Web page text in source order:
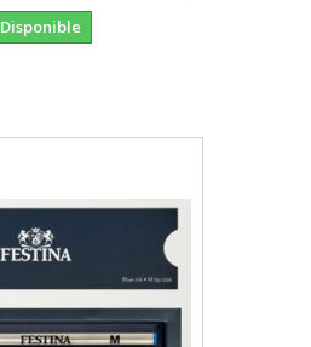
Disponible